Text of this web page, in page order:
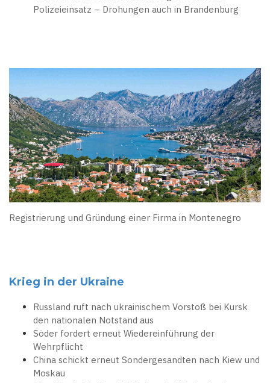
Polizeieinsatz – Drohungen auch in Brandenburg
Registrierung und Gründung einer Firma in Montenegro
Krieg in der Ukraine
Russland ruft nach ukrainischem Vorstoß bei Kursk
den nationalen Notstand aus
Söder fordert erneut Wiedereinführung der
Wehrpflicht
China schickt erneut Sondergesandten nach Kiew und
Moskau